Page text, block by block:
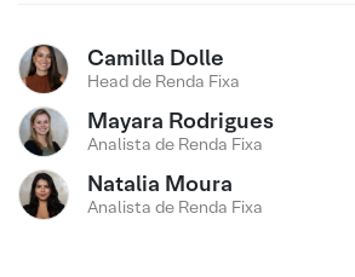
Camilla Dolle
Head de Renda Fixa
Mayara Rodrigues
Analista de Renda Fixa
Natalia Moura
Analista de Renda Fixa